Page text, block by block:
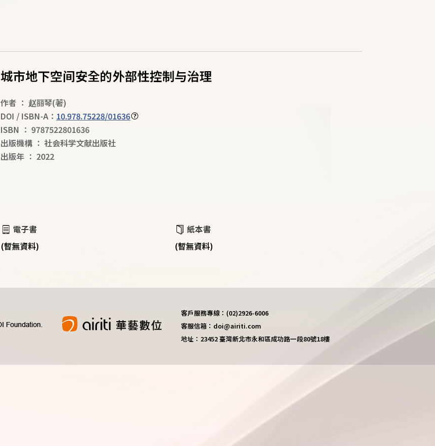
城市地下空间安全的外部性控制与治理
作者 ： 赵丽琴(著)
DOI / ISBN-A： 10.978.75228/01636
ISBN ： 9787522801636
出版機構 ： 社会科学文献出版社
出版年 ： 2022
電子書
(暫無資料)
紙本書
(暫無資料)
客戶服務專線：(02)2926-6006
客服信箱：doi@airiti.com
地址：23452 臺灣新北市永和區成功路一段80號18樓